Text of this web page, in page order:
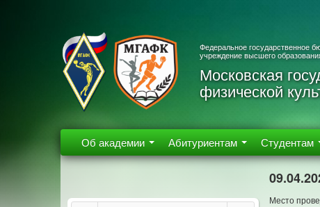
Федеральное государственное
учреждение высшего
Московская
физической
Об академии Абитуриентам Студентам
Место